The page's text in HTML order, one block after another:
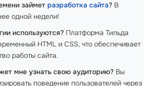
займет разработка сайта? В
одной недели!
используются? Платформа Тильда
HTML и CSS, что обеспечивает
работы сайта.
мне узнать свою аудиторию? Вы
поведение пользователей через